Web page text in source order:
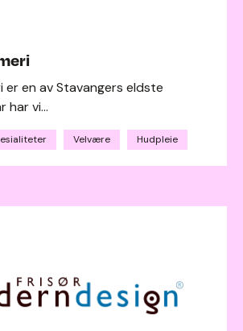
er en av Stavangers eldste
har vi...
Velvære Hudpleie